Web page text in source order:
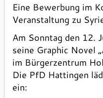
Eine Bewerbung im
Veranstaltung zu
Am Sonntag den 12.
seine Graphic Novel
im Bürgerzentrum
Die PfD Hattingen
ein: